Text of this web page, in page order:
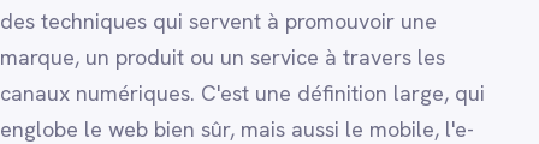
des techniques qui servent à promouvoir une
marque, un produit ou un service à travers les
canaux numériques. C'est une définition large, qui
englobe le web bien sûr, mais aussi le mobile, l'e-